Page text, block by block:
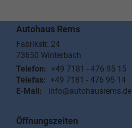
Autohaus Rems
Fabrikstr. 24
73650 Winterbach
Telefon: +49 7181 - 476 95 15
Telefax: +49 7181 - 476 95 14
E-Mail:
info@autohausrems.de
Öffnungszeiten